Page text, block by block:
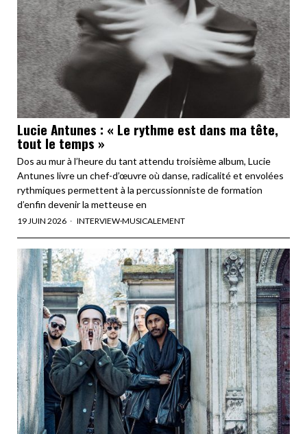
Lucie Antunes : « Le rythme est dans ma tête,
tout le temps »
Dos au mur à l’heure du tant attendu troisième album, Lucie
Antunes livre un chef-d’œuvre où danse, radicalité et envolées
rythmiques permettent à la percussionniste de formation
d’enfin devenir la metteuse en
19 JUIN 2026 INTERVIEW·MUSICALEMENT